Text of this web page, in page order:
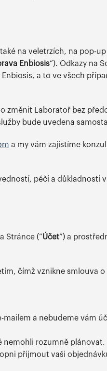
na veletrzích, na pop-
Enbiosis“). Odkazy na
a to ve všech
změnit Laboratoř bez
bude uvedena
a my vám zajistíme
péčí a důkladností
Stránce (“Účet”) a
čímž vznikne smlouva
a nebudeme vám
rozumně plánovat.
přijmout vaši